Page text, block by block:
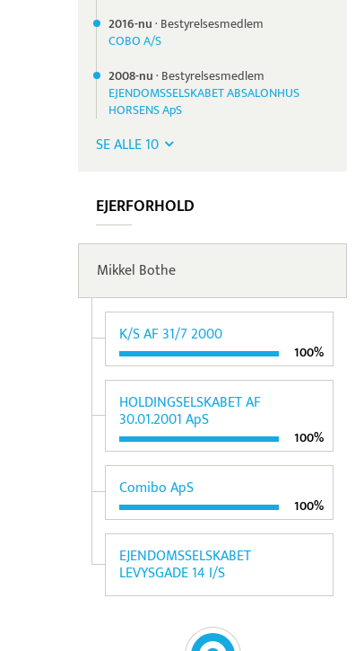
2016-nu· Bestyrelsesmedlem
COBO A/S
2008-nu· Bestyrelsesmedlem
EJENDOMSSELSKABET ABSALONHUS
HORSENS ApS
SE ALLE 10
EJERFORHOLD
Mikkel Bothe
K/S AF 31/7 2000
100%
HOLDINGSELSKABET AF
30.01.2001 ApS
100%
Comibo ApS
100%
EJENDOMSSELSKABET
LEVYSGADE 14 I/S